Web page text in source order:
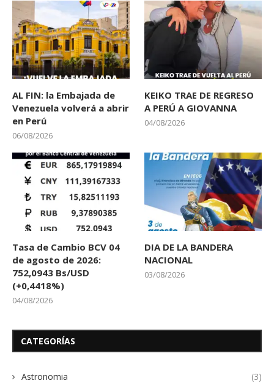
AL FIN: la Embajada de
Venezuela volverá a abrir
en Perú
06/08/2026
KEIKO TRAE DE REGRESO
A PERÚ A GIOVANNA
04/08/2026
Tasa de Cambio BCV 04
de agosto de 2026:
752,0943 Bs/USD
(+0,4418%)
04/08/2026
DIA DE LA BANDERA
NACIONAL
03/08/2026
CATEGORÍAS
Astronomia (3)